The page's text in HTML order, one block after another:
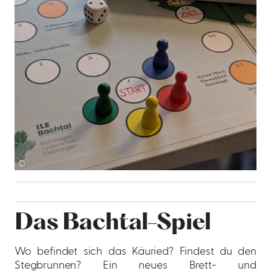
©
Das Bachtal-Spiel
Wo befindet sich das Käuried? Findest du den
Stegbrunnen? Ein neues Brett- und